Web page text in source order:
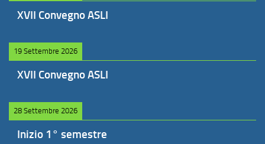
XVII Convegno ASLI
19 Settembre 2026
XVII Convegno ASLI
28 Settembre 2026
Inizio 1° semestre